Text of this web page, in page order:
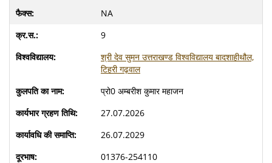
NA
9
श्री देव सुमन उत्तराखण्ड विश्वविद्यालय बादशाहीथौल,
टिहरी गढ़वाल
प्रो0 अम्बरीश कुमार महाजन
27.07.2026
26.07.2029
01376-254110